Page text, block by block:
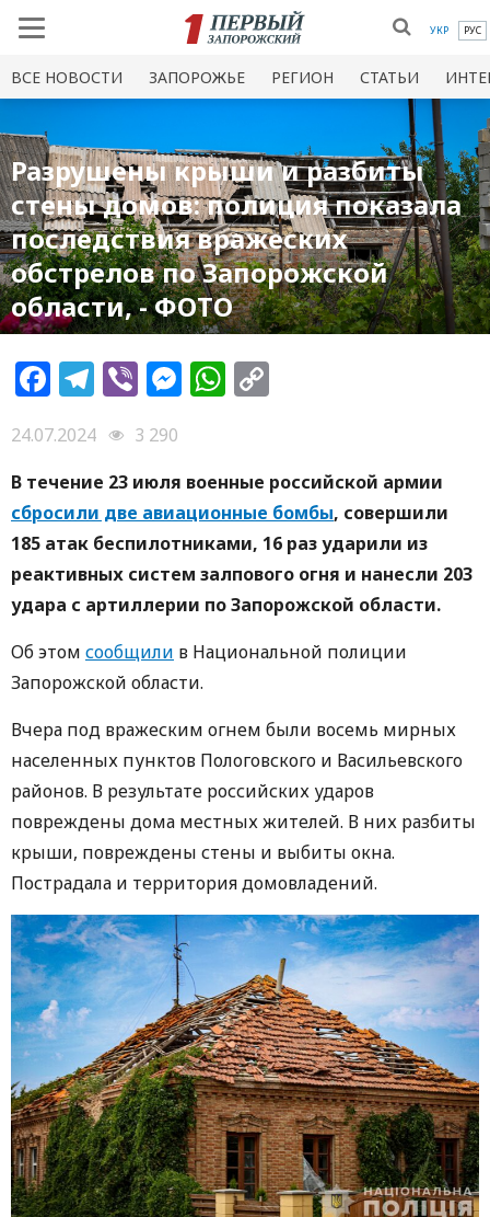
УКР РУС
ВСЕ НОВОСТИ ЗАПОРОЖЬЕ РЕГИОН СТАТЬИ
Разрушены крыши и разбиты
стены домов: полиция показала
последствия вражеских
обстрелов по Запорожской
области, - ФОТО
Facebook
Telegram
ViberMessenger
WhatsApp
24.07.2024
3 290
В течение 23 июля военные российской армии
сбросили две авиационные бомбы, совершили
185 атак беспилотниками, 16 раз ударили из
реактивных систем залпового огня и нанесли 203
удара с артиллерии по Запорожской области.
Об этом сообщили в Национальной полиции
Запорожской области.
Вчера под вражеским огнем были восемь мирных
населенных пунктов Пологовского и Васильевского
районов. В результате российских ударов
повреждены дома местных жителей. В них разбиты
крыши, повреждены стены и выбиты окна.
Пострадала и территория домовладений.